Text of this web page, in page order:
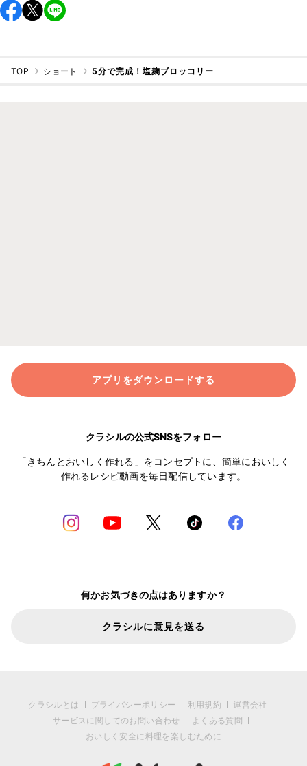
TOP ショート 5分で完成！塩麹ブロッコリー
アプリをダウンロードする
クラシルの公式SNSをフォロー
「きちんとおいしく作れる」をコンセプトに、簡単においしく
作れるレシピ動画を毎日配信しています。
何かお気づきの点はありますか？
クラシルに意見を送る
クラシルとは プライバシーポリシー 利用規約
運営会社
サービスに関してのお問い合わせ
よくある質問
おいしく安全に料理を楽しむために